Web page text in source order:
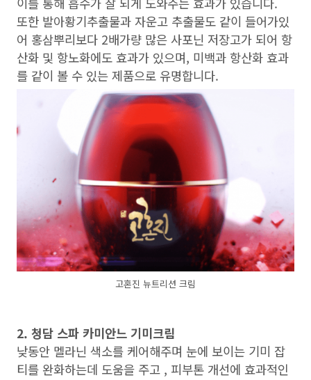
또한 발아황기추출물과 자운고 추출물도 같이 들어가있
어 홍삼뿌리보다 2배가량 많은 사포닌 저장고가 되어 항
산화 및 항노화에도 효과가 있으며, 미백과 항산화 효과
를 같이 볼 수 있는 제품으로 유명합니다.
고혼진 뉴트리션 크림
2. 청담 스파 카미안느 기미크림
낮동안 멜라닌 색소를 케어해주며 눈에 보이는 기미 잡
티를 완화하는데 도움을 주고 , 피부톤 개선에 효과적인